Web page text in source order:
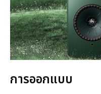
การออกแบบ